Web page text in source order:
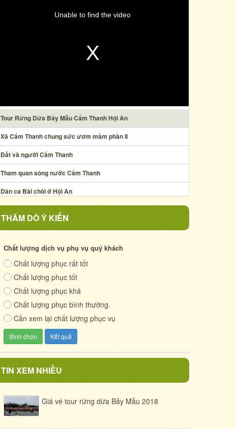
Unable to find the video
Tour Rừng Dừa Bảy Mẫu Cẩm Thanh Hội An
Xã Cẩm Thanh chung sức ươm mầm phần II
Đất và người Cẩm Thanh
Tham quan sông nước Cẩm Thanh
Dân ca Bài chòi ở Hội An
Xã Cẩm Thanh chung sức ươm mầm phần I
Cuộc sống quê xưa
Cẩm Thanh - mảnh đất anh hùng
THĂM DÒ Ý KIẾN
Chất lượng dịch vụ phụ vụ quý khách
Chất lượng phục rất tốt
Chất lượng phục tốt
Chất lượng phục khá
Chất lượng phục bình thường.
Cần xem lại chất lượng phục vụ
TIN XEM NHIỀU
Giá vé tour rừng dừa Bảy Mẫu 2018